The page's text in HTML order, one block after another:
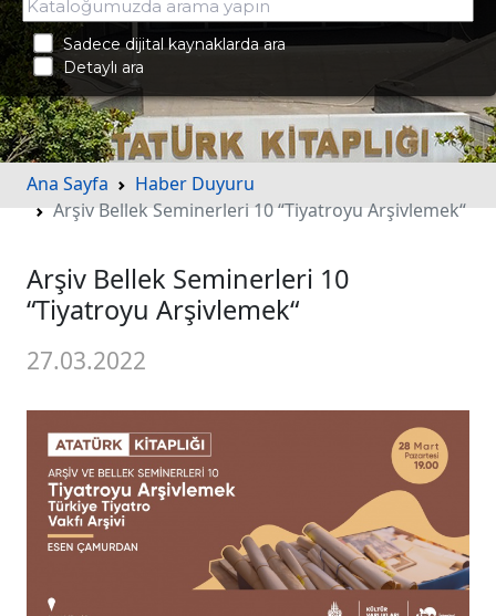
Sadece dijital kaynaklarda ara
Detaylı ara
Ana Sayfa
Haber Duyuru
Arşiv Bellek Seminerleri 10 “Tiyatroyu Arşivlemek“
Arşiv Bellek Seminerleri 10
“Tiyatroyu Arşivlemek“
27.03.2022